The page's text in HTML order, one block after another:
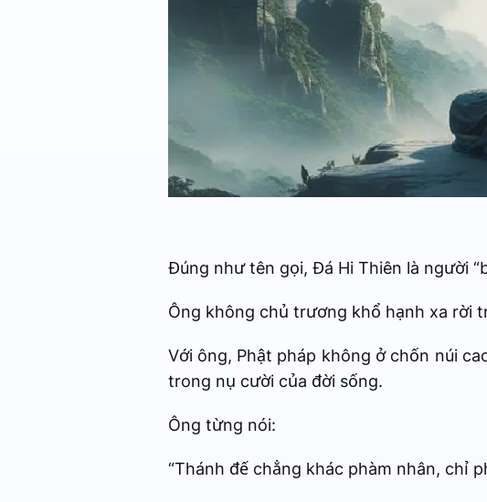
Đúng như tên gọi, Đá Hi Thiên là người
Ông không chủ trương khổ hạnh xa rời
Với ông, Phật pháp không ở chốn núi
trong nụ cười của đời sống.
Ông từng nói:
“Thánh đế chẳng khác phàm nhân, chỉ